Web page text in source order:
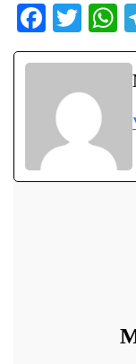
Fa
ce
ok
T
wi
r
ts